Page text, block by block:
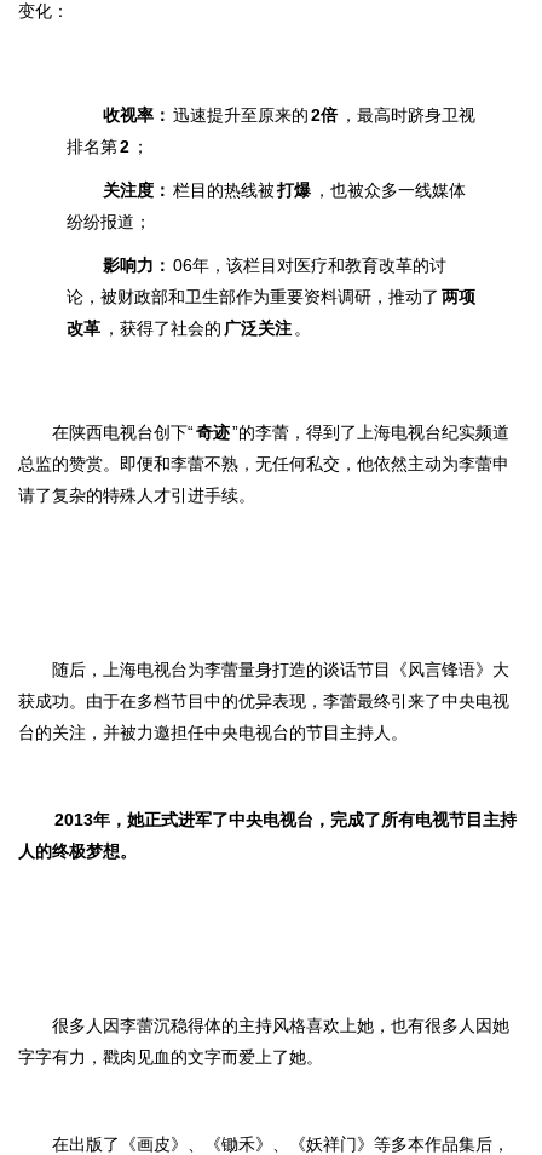
变化：
收视率： 迅速提升至原来的2倍 ，最高时跻身卫视
排名第2 ；
关注度： 栏目的热线被打爆 ，也被众多一线媒体
纷纷报道；
影响力： 06年，该栏目对医疗和教育改革的讨
论，被财政部和卫生部作为重要资料调研 ，推动了 两项
改革 ，获得了社会的 广泛关注 。
在陕西电视台创下“奇迹”的李蕾，得到了上海电视台纪实频道
总监的赞赏。
即便和李蕾不熟，无任何私交，他依然主动为李蕾申
请了复杂的特殊人才引进手续。
随后，上海电视台为李蕾量身打造的谈话节目《风言锋语》大
获成功。 由于在多档节目中的优异表现，李蕾最终引来了中央电视
台的关注，并被力邀担任中央电视台的节目主持人。
2013年，她正式进军了中央电视台，完成了所有电视节目主持
人的终极梦想。
很多人因李蕾沉稳得体的主持风格喜欢上她，也有很多人因她
字字有力，戳肉见血的文字而爱上了她。
在出版了《画皮》、《锄禾》、《妖祥门》等多本作品集后，